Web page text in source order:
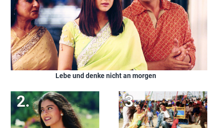
Lebe und denke nicht an morgen